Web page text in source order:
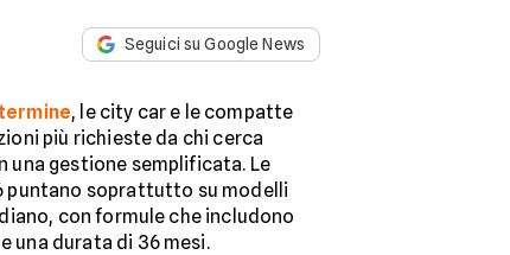
Seguici su Google News
, le city car e le compatte
più richieste da chi cerca
una gestione semplificata. Le
puntano soprattutto su modelli
con formule che includono
una durata di 36 mesi.